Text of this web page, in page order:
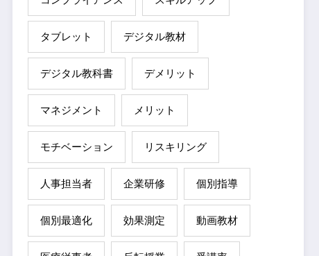
タブレット デジタル教材
デジタル教科書 デメリット
マネジメント メリット
モチベーション リスキリング
人事担当者 企業研修 個別指導
個別最適化 効果測定 動画教材